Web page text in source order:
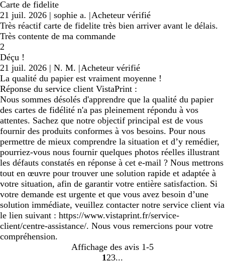
Carte de fidelite
21 juil. 2026 | sophie a. |Acheteur vérifié
Très réactif carte de fidelite très bien arriver avant le délais.
Très contente de ma commande
2
Déçu !
21 juil. 2026 | N. M. |Acheteur vérifié
La qualité du papier est vraiment moyenne !
Réponse du service client VistaPrint :
Nous sommes désolés d'apprendre que la qualité du papier
des cartes de fidélité n'a pas pleinement répondu à vos
attentes. Sachez que notre objectif principal est de vous
fournir des produits conformes à vos besoins. Pour nous
permettre de mieux comprendre la situation et d’y remédier,
pourriez-vous nous fournir quelques photos réelles illustrant
les défauts constatés en réponse à cet e-mail ? Nous mettrons
tout en œuvre pour trouver une solution rapide et adaptée à
votre situation, afin de garantir votre entière satisfaction. Si
votre demande est urgente et que vous avez besoin d’une
solution immédiate, veuillez contacter notre service client via
le lien suivant : https://www.vistaprint.fr/service-
client/centre-assistance/. Nous vous remercions pour votre
compréhension.
Affichage des avis 1-5
Accéder
1 Accéder
2 Accéder
3